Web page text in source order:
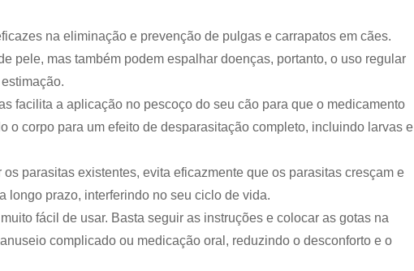
na eliminação e prevenção de pulgas e carrapatos em cães.
pele, mas também podem espalhar doenças, portanto, o uso regular
facilita a aplicação no pescoço do seu cão para que o medicamento
o corpo para um efeito de desparasitação completo, incluindo larvas e
parasitas existentes, evita eficazmente que os parasitas cresçam e
longo prazo, interferindo no seu ciclo de vida.
fácil de usar. Basta seguir as instruções e colocar as gotas na
complicado ou medicação oral, reduzindo o desconforto e o